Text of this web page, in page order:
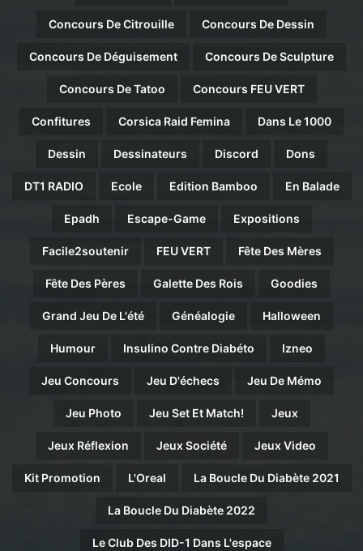
Concours De Citrouille Concours De Dessin
Concours De Déguisement Concours De Sculpture
Concours De Tatoo Concours FEU VERT
Confitures Corsica Raid Femina Dans Le 1000
Dessin Dessinateurs Discord Dons
DT1 RADIO Ecole Edition Bamboo En Balade
Epadh Escape-Game Expositions
Facile2soutenir FEU VERT Fête Des Mères
Fête Des Pères Galette Des Rois Goodies
Grand Jeu De L'été Généalogie Halloween
Humour Insulino Contre Diabéto Izneo
Jeu Concours Jeu D'échecs Jeu De Mémo
Jeu Photo Jeu Set Et Match! Jeux
Jeux Réflexion Jeux Société Jeux Video
Kit Promotion L'Oreal La Boucle Du Diabète 2021
La Boucle Du Diabète 2022
Le Club Des DID-1 Dans L'espace